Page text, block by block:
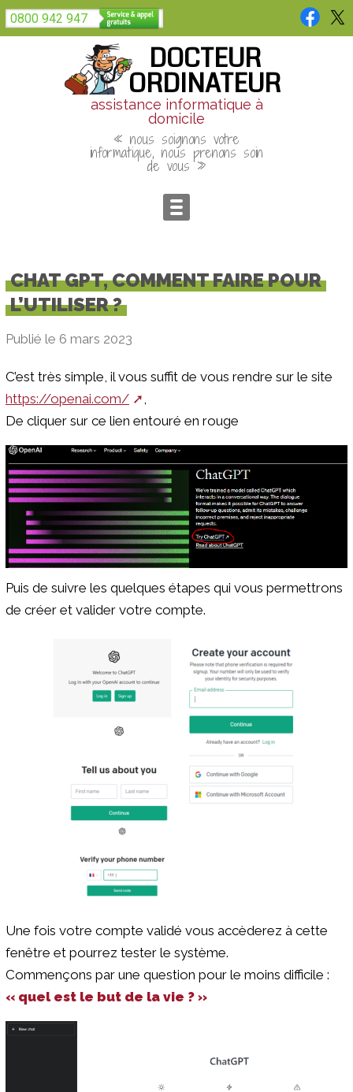
0800 942 947
DOCTEUR
ORDINATEUR
assistance informatique à
domicile
« nous soignons votre
informatique, nous prenons soin
de vous »
CHAT GPT, COMMENT FAIRE POUR
L’UTILISER ?
Publié le 6 mars 2023
C’est très simple, il vous suffit de vous rendre sur le site
https://openai.com/
,
De cliquer sur ce lien entouré en rouge
Puis de suivre les quelques étapes qui vous permettrons
de créer et valider votre compte.
Une fois votre compte validé vous accèderez à cette
fenêtre et pourrez tester le système.
Commençons par une question pour le moins difficile :
« quel est le but de la vie ? »
Panneau de gestion des cookies